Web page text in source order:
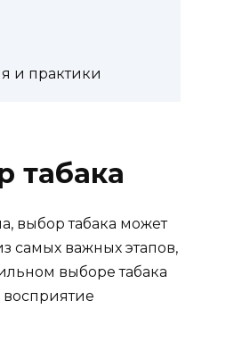
и практики
табака
выбор табака может
самых важных этапов,
выборе табака
восприятие